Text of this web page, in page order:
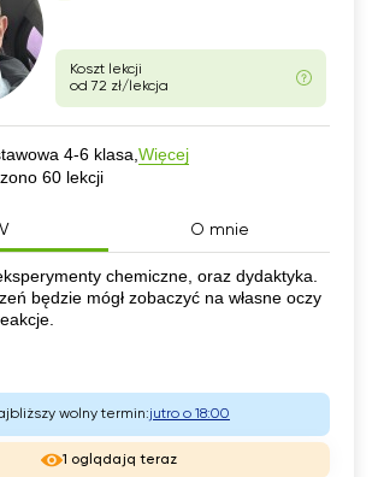
Koszt lekcji
od 72 zł/lekcja
4-6 klasa, Więcej
60 lekcji
O mnie
chemiczne, oraz dydaktyka.
będzie mógł zobaczyć na własne oczy
wolny termin:jutro o 18:00
1 oglądają teraz